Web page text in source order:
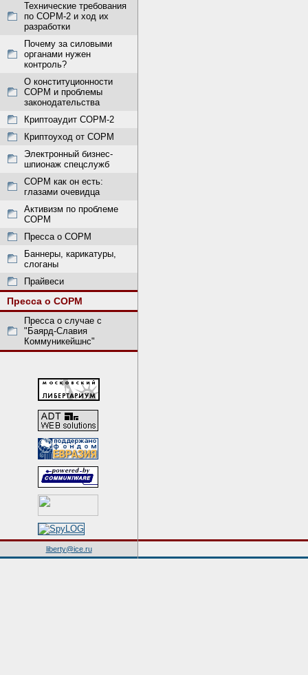
Технические требования
по СОРМ-2 и ход их
разработки
Почему за силовыми
органами нужен
контроль?
О конституционности
СОРМ и проблемы
законодательства
Криптоаудит СОРМ-2
Криптоуход от СОРМ
Электронный бизнес-
шпионаж спецслужб
СОРМ как он есть:
глазами очевидца
Активизм по проблеме
СОРМ
Пресса о СОРМ
Баннеры, карикатуры,
слоганы
Прайвеси
Пресса о СОРМ
Пресса о случае с
"Баярд-Славия
Коммуникейшнс"
liberty@ice.ru